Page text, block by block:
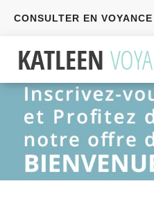
CONSULTER EN